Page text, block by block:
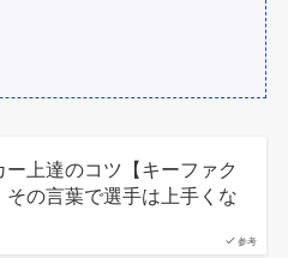
参考
ー上達のコツ【キーファク
その言葉で選手は上手くな